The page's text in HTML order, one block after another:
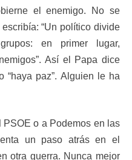
el enemigo. No se
“Un político divide
en primer lugar,
Así el Papa dice
“haya paz”. Alguien le ha
o a Podemos en las
un paso atrás en el
otra guerra. Nunca mejor